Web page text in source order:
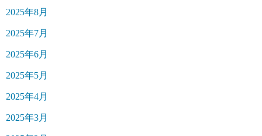
2025年8月
2025年7月
2025年6月
2025年5月
2025年4月
2025年3月